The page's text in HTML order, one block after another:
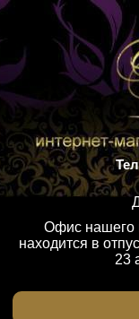
Офис нашего
находится в
23